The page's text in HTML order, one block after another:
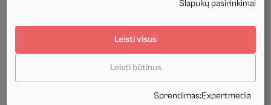
© 2026 Visos Teisės Saugomos.
Tekstinis ir grafinis svetainės turinys priklauso UAB Nagavita ir negali būti
Slapukų pasirinkimai
Leisti būtinus
Leisti visus
Sprendimas:Expertmedia